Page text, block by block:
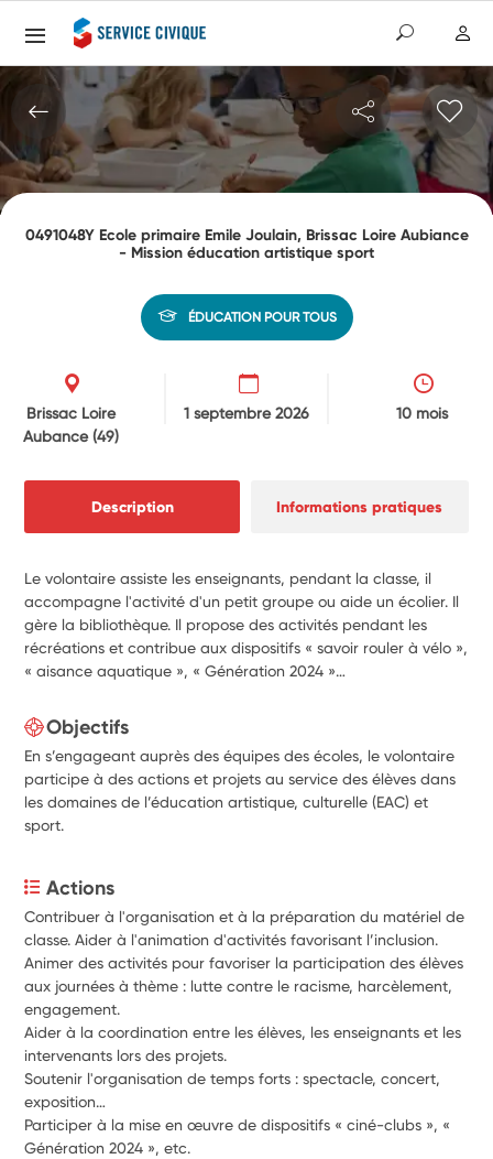
0491048Y Ecole primaire Emile Joulain, Brissac Loire Aubiance
- Mission éducation artistique sport
ÉDUCATION POUR TOUS
Brissac Loire
Aubance(49)
1 septembre 2026 10 mois
Description Informations pratiques
Le volontaire assiste les enseignants, pendant la classe, il
accompagne l'activité d'un petit groupe ou aide un écolier. Il
gère la bibliothèque. Il propose des activités pendant les
récréations et contribue aux dispositifs « savoir rouler à vélo »,
« aisance aquatique », « Génération 2024 »…
Objectifs
En s’engageant auprès des équipes des écoles, le volontaire
participe à des actions et projets au service des élèves dans
les domaines de l’éducation artistique, culturelle (EAC) et
sport.
Actions
Contribuer à l'organisation et à la préparation du matériel de
classe. Aider à l'animation d'activités favorisant l’inclusion.
Animer des activités pour favoriser la participation des élèves
aux journées à thème : lutte contre le racisme, harcèlement,
engagement.
Aider à la coordination entre les élèves, les enseignants et les
Soutenir l'organisation de temps forts : spectacle, concert,
exposition…
Participer à la mise en œuvre de dispositifs « ciné-clubs », «
Génération 2024 », etc.